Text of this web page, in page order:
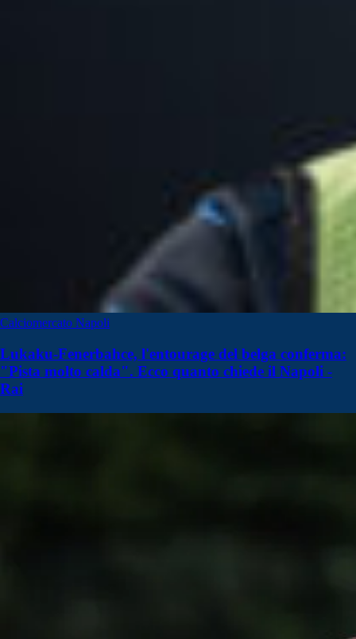
Calciomercato Napoli
Lukaku-Fenerbahce, l'entourage del belga conferma:
"Pista molto calda". Ecco quanto chiede il Napoli -
Rai